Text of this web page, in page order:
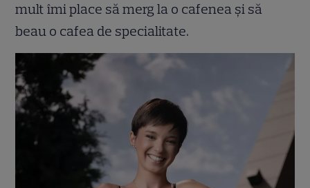
mult îmi place să merg la o cafenea și să
beau o cafea de specialitate.